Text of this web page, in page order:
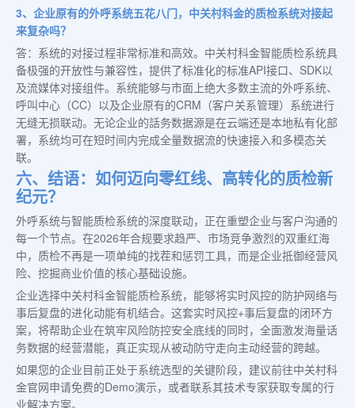
3、企业原有的外呼系统五花八门，中关村科金的质检系统对接起
来复杂吗？
答：系统的对接过程非常标准和高效。中关村科金智能质检系统具
备极强的开放性与兼容性，提供了标准化的标准API接口、SDK以
及流媒体对接组件。系统能够与市面上绝大多数主流的外呼系统、
呼叫中心（CC）以及企业原有的CRM（客户关系管理）系统进行
无缝无损联动。无论企业的話务数据源是在云端还是本地私有化部
署，系统均可在短时间内完成全量数据流的快速接入和多模态关
联。
六、结语：如何迈向零红线、高转化的质检新
纪元？
外呼系统与智能质检系统的深度联动，正在重塑企业与客户沟通的
每一个节点。在2026年合规要求趋严、市场竞争激烈的双重红海
中，质检不再是一项单纯的找茬和惩罚工具，而是企业抵御经营风
险、挖掘商业价值的核心基础设施。
企业选择中关村科金智能质检系统，能够将实时风控的防护网络与
事后复盘的进化动能有机结合。这套实时风控+事后复盘的闭环方
案，将帮助企业在筑牢风险防控安全底线的同时，全面激发海量话
务数据的经营潜能，真正实现从被动防守走向主动经营的跨越。
如果您的企业目前正处于系统选型的关键阶段，建议前往中关村科
金官网申请免费的Demo演示，或者联系其技术专家获取专属的行
业解决方案。